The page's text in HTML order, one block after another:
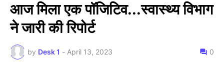
आज मिला एक पॉजिटिव...स्वास्थ्य विभाग
ने जारी की रिपोर्ट
by Desk 1 - April 13, 2023 0